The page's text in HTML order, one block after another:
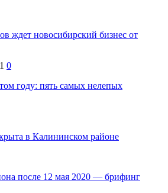
ждет новосибирский бизнес от
0
году: пять самых нелепых
в Калининском районе
после 12 мая 2020 — брифинг